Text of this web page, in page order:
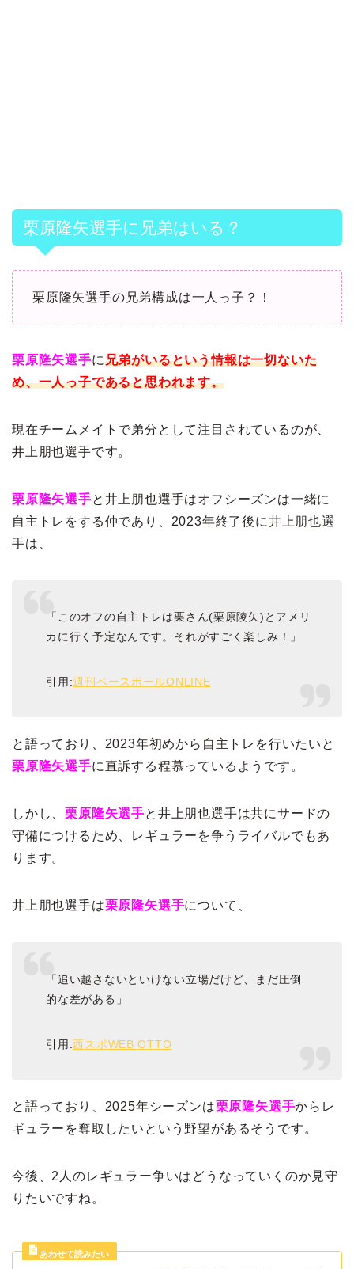
栗原隆矢選手に兄弟はいる？
栗原隆矢選手の兄弟構成は一人っ子？！
栗原隆矢選手に兄弟がいるという情報は一切ないた
め、一人っ子であると思われます。
現在チームメイトで弟分として注目されているのが、
井上朋也選手です。
栗原隆矢選手と井上朋也選手はオフシーズンは一緒に
自主トレをする仲であり、2023年終了後に井上朋也選
手は、
「このオフの自主トレは栗さん(栗原陵矢)とアメリ
カに行く予定なんです。それがすごく楽しみ！」
引用:週刊ベースボールONLINE
と語っており、2023年初めから自主トレを行いたいと
栗原隆矢選手に直訴する程慕っているようです。
しかし、栗原隆矢選手と井上朋也選手は共にサードの
守備につけるため、レギュラーを争うライバルでもあ
ります。
井上朋也選手は栗原隆矢選手について、
「追い越さないといけない立場だけど、まだ圧倒
的な差がある」
引用:西スポWEB OTTO
と語っており、2025年シーズンは栗原隆矢選手からレ
ギュラーを奪取したいという野望があるそうです。
今後、2人のレギュラー争いはどうなっていくのか見守
りたいですね。